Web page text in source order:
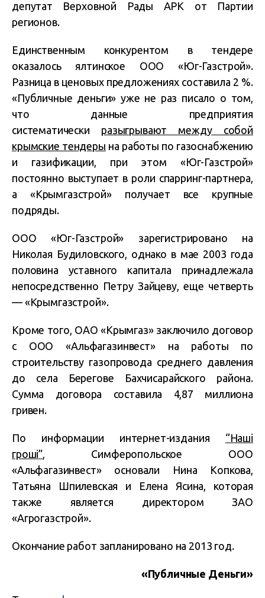
депутат Верховной Рады АРК от Партии
регионов.
Единственным конкурентом в тендере
оказалось ялтинское ООО «Юг-Газстрой».
Разница в ценовых предложениях составила 2 %.
«Публичные деньги» уже не раз писало о том,
что данные предприятия
систематически разыгрывают между собой
крымские тендеры на работы по газоснабжению
и газификации, при этом «Юг-Газстрой»
постоянно выступает в роли спарринг-партнера,
а «Крымгазстрой» получает все крупные
подряды.
ООО «Юг-Газстрой» зарегистрировано на
Николая Будиловского, однако в мае 2003 года
половина уставного капитала принадлежала
непосредственно Петру Зайцеву, еще четверть
— «Крымгазстрой».
Кроме того, ОАО «Крымгаз» заключило договор
с ООО «Альфагазинвест» на работы по
строительству газопровода среднего давления
до села Берегове Бахчисарайского района.
Сумма договора составила 4,87 миллиона
гривен.
По информации интернет-издания “Наші
гроші”, Симферопольское ООО
«Альфагазинвест» основали Нина Копкова,
Татьяна Шпилевская и Елена Ясина, которая
также является директором ЗАО
«Агрогазстрой».
Окончание работ запланировано на 2013 год.
«Публичные Деньги»